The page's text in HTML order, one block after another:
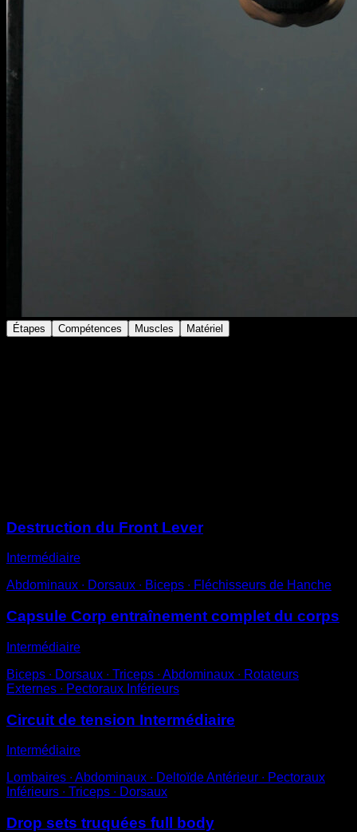
Étapes Compétences Muscles Matériel
Destruction du Front Lever
Intermédiaire
Abdominaux ∙ Dorsaux ∙ Biceps ∙ Fléchisseurs de Hanche
Capsule Corp entraînement complet du corps
Intermédiaire
Biceps ∙ Dorsaux ∙ Triceps ∙ Abdominaux ∙ Rotateurs
Externes ∙ Pectoraux Inférieurs
Circuit de tension Intermédiaire
Intermédiaire
Lombaires ∙ Abdominaux ∙ Deltoïde Antérieur ∙ Pectoraux
Inférieurs ∙ Triceps ∙ Dorsaux
Drop sets truquées full body